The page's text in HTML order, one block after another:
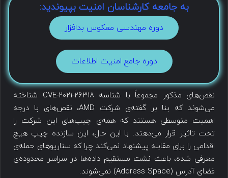
به جامعه کارشناسان امنیت بپیوندید:
دوره مهندسی معکوس بدافزار
دوره جامع امنیت اطلاعات
نقص‌های مذکور مجموعاً با شناسه CVE-2021-26318 شناخته
می‌شوند که بنا بر گفته‌ی شرکت AMD، نقص‌های با درجه
اهمیت متوسطی هستند که همه‌ی چیپ‌های این شرکت را
تحت تاثیر قرار می‌دهند. با این حال، این سازنده چیپ هیچ
اقدامی را برای مقابله پیشنهاد نمی‌کند چرا که سناریوهای حمله‌ی
معرفی شده، باعث نشت مستقیم داده‌ها در سراسر محدوده‌ی
فضای آدرس (Address Space) نمی‌شوند.